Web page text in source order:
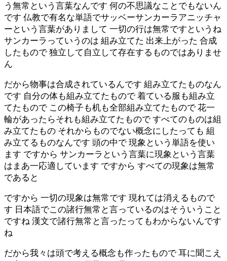
う無常という言葉なんです 何の不思議なことでもないん
です 仏教で有名な単語でサッベーサンカーラアニッチャ
ーという言葉がありまして 一切の行は無常ですというね
サンカーラっていうのは 組み立てた 出来上がった 合成
したもので 独立して自立して存在するものではありませ
ん
だから物事は合成されているんです 組み立てたものなん
です 自分の体も組み立てたもので 着ている服も組み立
てたもので この椅子も机も全部組み立てたもので 花一
輪があったらそれも組み立てたもので すべてのものは組
み立てたもの それからものでない概念にしたっても 組
み立てるものなんです 頭の中で 現象という単語を使い
ます ですから サンカーラという言葉に現象という言葉
はまあ一応適しています ですから すべての現象は無常
であると
ですから 一切の現象は無常です 現れては消えるもので
す 日本語でこの諸行無常と言っているのはそういうこと
ですね 漢文で諸行無常と言ったってもわからないんです
ね
だから我々は頭で考える概念も作ったもので 耳に聞こえ